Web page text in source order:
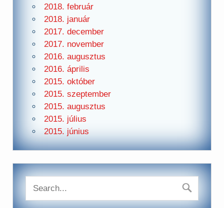
2018. február
2018. január
2017. december
2017. november
2016. augusztus
2016. április
2015. október
2015. szeptember
2015. augusztus
2015. július
2015. június